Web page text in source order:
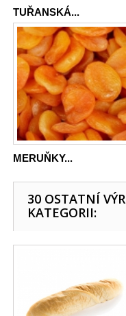
TUŘANSKÁ...
MERUŇKY...
30 OSTATNÍ
KATEGORII: